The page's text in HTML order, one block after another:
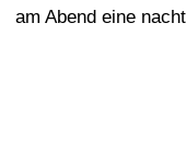
am Abend eine